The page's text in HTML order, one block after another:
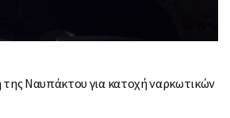
της Ναυπάκτου για κατοχή ναρκωτικών